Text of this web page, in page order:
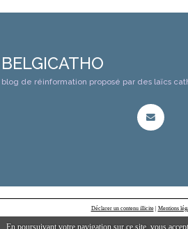
En poursuivant votre navigation sur ce site, vous
BELGICATHO
blog de réinformation proposé par des laïcs
Déclarer un contenu illicite| Mentions